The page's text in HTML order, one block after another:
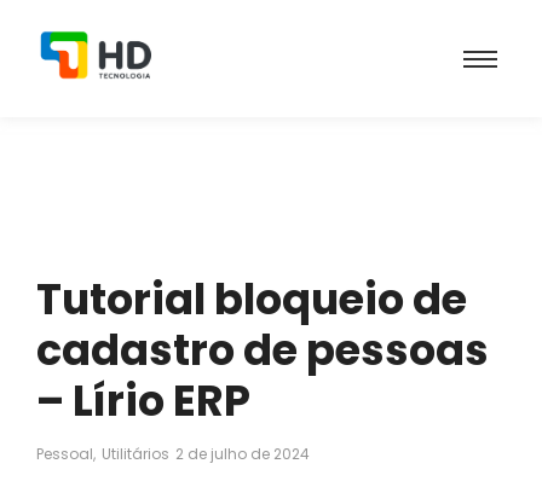
Tutorial bloqueio de
cadastro de pessoas
– Lírio ERP
Pessoal, Utilitários 2 de julho de 2024